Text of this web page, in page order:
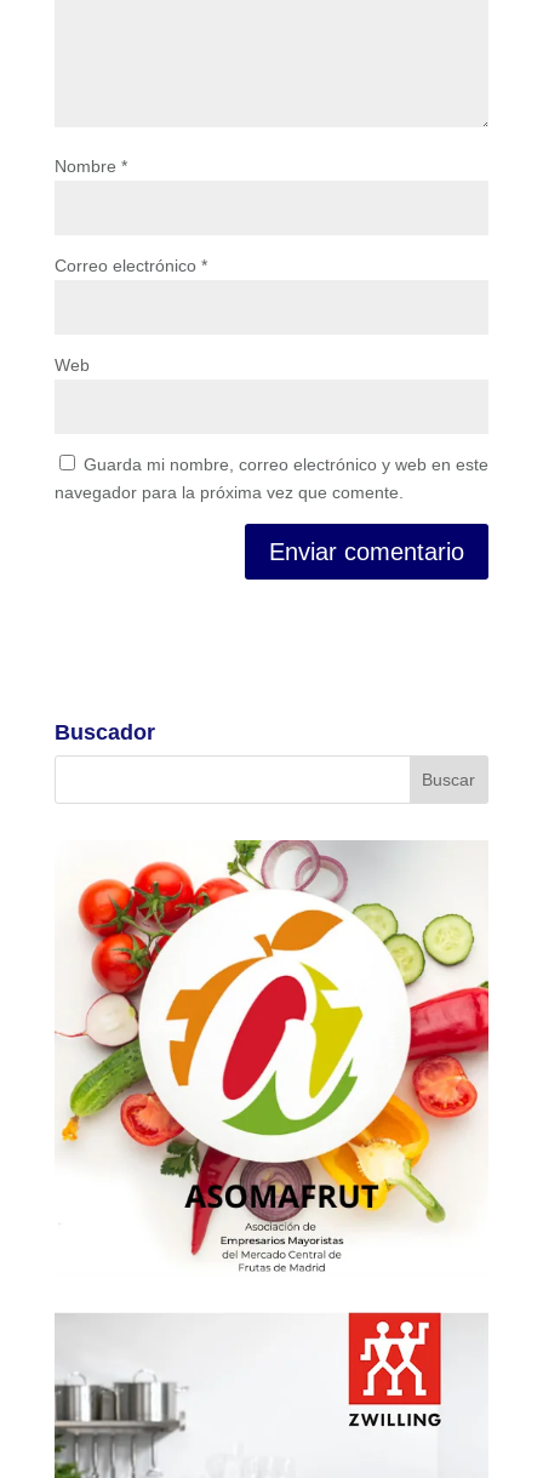
Nombre *
Correo electrónico *
Web
Guarda mi nombre, correo electrónico y web en este
navegador para la próxima vez que comente.
Buscador